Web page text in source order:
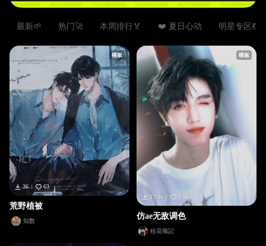
最新🌱 热门🚀 本周排行🏅️ ❤️ 夏日心动 明星专区💃
模板
36 63
荒野植被
知数
模板
17.9k 2.8k
仿ae无敌调色
桂花颂記